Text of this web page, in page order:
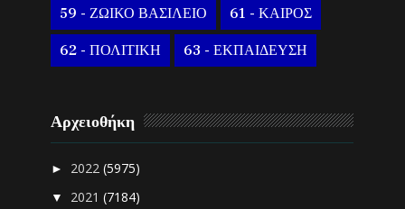
59 - ΖΩΙΚΟ ΒΑΣΙΛΕΙΟ 61 - ΚΑΙΡΟΣ
62 - ΠΟΛΙΤΙΚΗ 63 - ΕΚΠΑΙΔΕΥΣΗ
Αρχειοθήκη
► 2022(5975)
▼ 2021(7184)